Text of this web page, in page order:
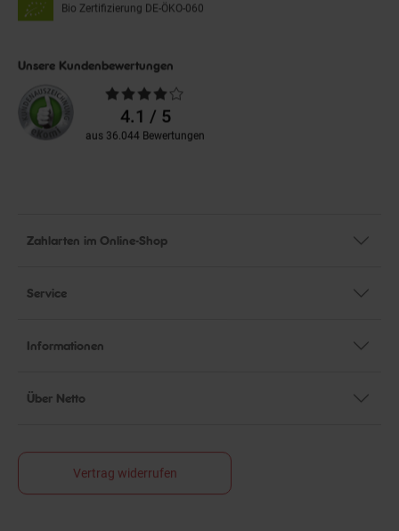
Bio Zertifizierung DE-ÖKO-060
Unsere Kundenbewertungen
Durchschnittliche
Bewertungen4.1 / 5
aus 36.044 Bewertungen
Zahlarten im Online-Shop
Service
Informationen
Über Netto
Vertrag widerrufen